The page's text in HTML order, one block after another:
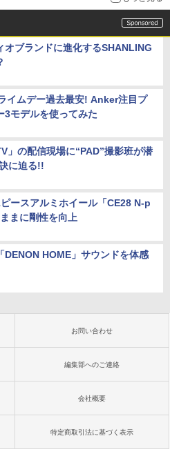
オブランドに進化するSHANLING
イムデー過去最安! Anker注目プ
3モデルを使ってみた
」の配信現場に“PAD”撮影班が潜
に迫る!!
ースアルミホイール「CE28 N-p
まに剛性を向上
DENON HOME」サウンドを体感
お問い合わせ
編集部へのご連絡
会社概要
特定商取引法に基づく表示